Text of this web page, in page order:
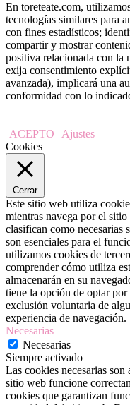
En toreteate.com,
tecnologías similares para
con fines estadísticos;
compartir y mostrar
positiva relacionada con la
exija consentimiento
avanzada), implicará una
conformidad con lo
ACEPTO
Ajustes
Cookies
Cerrar
Este sitio web utiliza
mientras navega por el
clasifican como necesarias
son esenciales para el
utilizamos cookies de
comprender cómo utiliza
almacenarán en su
tiene la opción de optar
exclusión voluntaria de
experiencia de navegación.
Necesarias
Necesarias
Siempre activado
Las cookies necesarias son
sitio web funcione
cookies que garantizan